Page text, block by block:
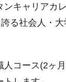
ンキャリアカ
る社会人・
人コース(2ヶ